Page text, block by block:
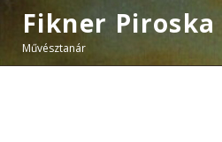
Fikner
Művésztanár